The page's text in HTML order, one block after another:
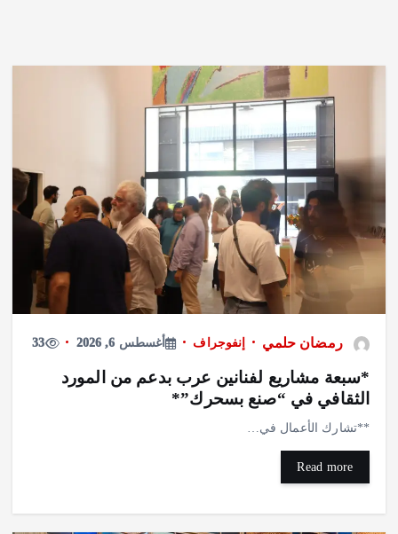
رمضان حلمي إنفوجراف أغسطس 6, 2026 33
*سبعة مشاريع لفنانين عرب بدعم من المورد
الثقافي في “صنع بسحرك”*
**تشارك الأعمال في…
Read more